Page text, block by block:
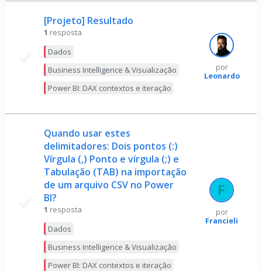
[Projeto] Resultado
1 resposta
Dados
Business Intelligence & Visualização
Power BI: DAX contextos e iteração
por
Leonardo
Quando usar estes
delimitadores: Dois pontos (:)
Vírgula (,) Ponto e vírgula (;) e
Tabulação (TAB) na importação
de um arquivo CSV no Power
BI?
1 resposta
Dados
Business Intelligence & Visualização
Power BI: DAX contextos e iteração
por
Francieli